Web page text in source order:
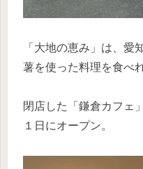
「大地の恵み」は、愛
薯を使った料理を食べ
閉店した「鎌倉カフェ
１日にオープン。